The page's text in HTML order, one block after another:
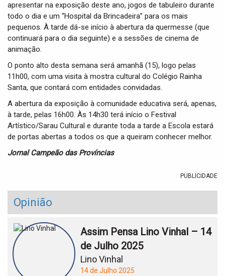
apresentar na exposição deste ano, jogos de tabuleiro durante
todo o dia e um “Hospital da Brincadeira” para os mais
pequenos. À tarde dá-se início à abertura da quermesse (que
continuará para o dia seguinte) e a sessões de cinema de
animação.
O ponto alto desta semana será amanhã (15), logo pelas
11h00, com uma visita à mostra cultural do Colégio Rainha
Santa, que contará com entidades convidadas.
A abertura da exposição à comunidade educativa será, apenas,
à tarde, pelas 16h00. Às 14h30 terá início o Festival
Artístico/Sarau Cultural e durante toda a tarde a Escola estará
de portas abertas a todos os que a queiram conhecer melhor.
Jornal Campeão das Províncias
PUBLICIDADE
Opinião
Assim Pensa Lino Vinhal – 14
de Julho 2025
Lino Vinhal
14 de Julho 2025